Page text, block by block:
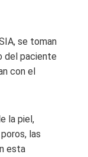
se toman
del paciente
con el
la piel,
las
esta